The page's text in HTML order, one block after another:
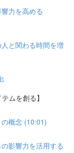
力を高める
と関わる時間を増
ムを創る】
概念 (10:01)
影響力を活用する